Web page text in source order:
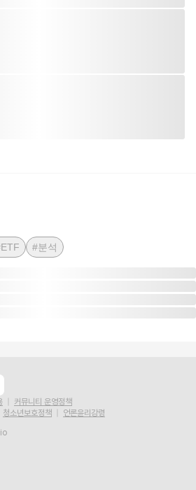
#분석
커뮤니티 운영정책
청소년보호정책
언론윤리강령